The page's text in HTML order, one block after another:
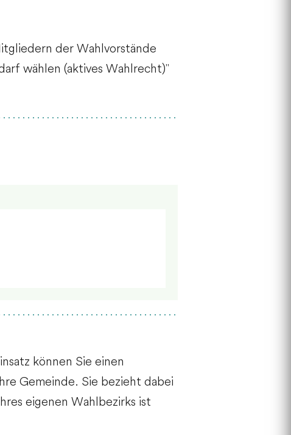
der Wahlvorstände
wählen (aktives Wahlrecht)"
können Sie einen
Gemeinde. Sie bezieht dabei
eigenen Wahlbezirks ist